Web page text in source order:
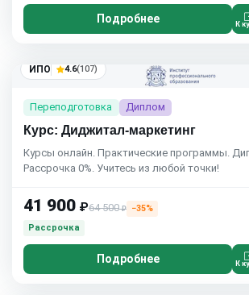
Подробнее К
ИПО 4.6(107)
Переподготовка Диплом
Курс: Диджитал-маркетинг
Курсы онлайн. Практические программы.
Рассрочка 0%. Учитесь из любой точки!
41 900 ₽64 500₽
−35%
Рассрочка
Подробнее К